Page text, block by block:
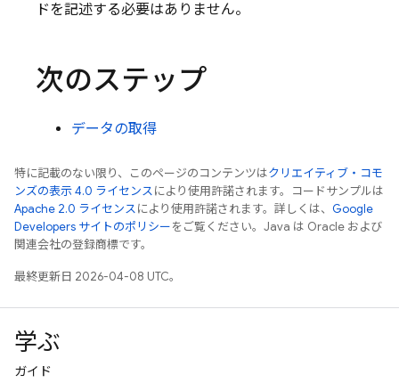
ドを記述する必要はありません。
次のステップ
データの取得
特に記載のない限り、このページのコンテンツはクリエイティブ・コモ
ンズの表示 4.0 ライセンスにより使用許諾されます。コードサンプルは
Apache 2.0 ライセンスにより使用許諾されます。詳しくは、 Google
Developers サイトのポリシーをご覧ください。Java は Oracle および
関連会社の登録商標です。
最終更新日 2026-04-08 UTC。
学ぶ
ガイド